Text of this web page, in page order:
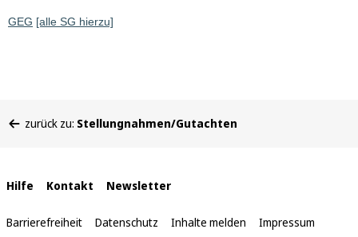
GEG [alle SG hierzu]
befinden
zurück zu: Stellungnahmen/Gutachten
Interne
Links
Hilfe Kontakt Newsletter
Barrierefreiheit Datenschutz Inhalte melden Impressum